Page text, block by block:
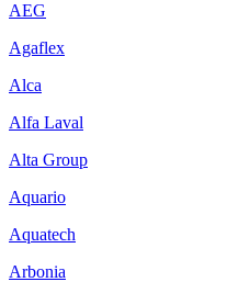
AEG
Agaflex
Alca
Alfa Laval
Alta Group
Aquario
Aquatech
Arbonia